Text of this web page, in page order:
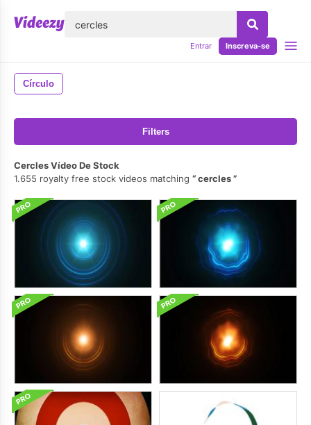
Entrar Inscreva-se
Círculo
Filters
Cercles Vídeo De Stock
1.655 royalty free stock videos matching
cercles